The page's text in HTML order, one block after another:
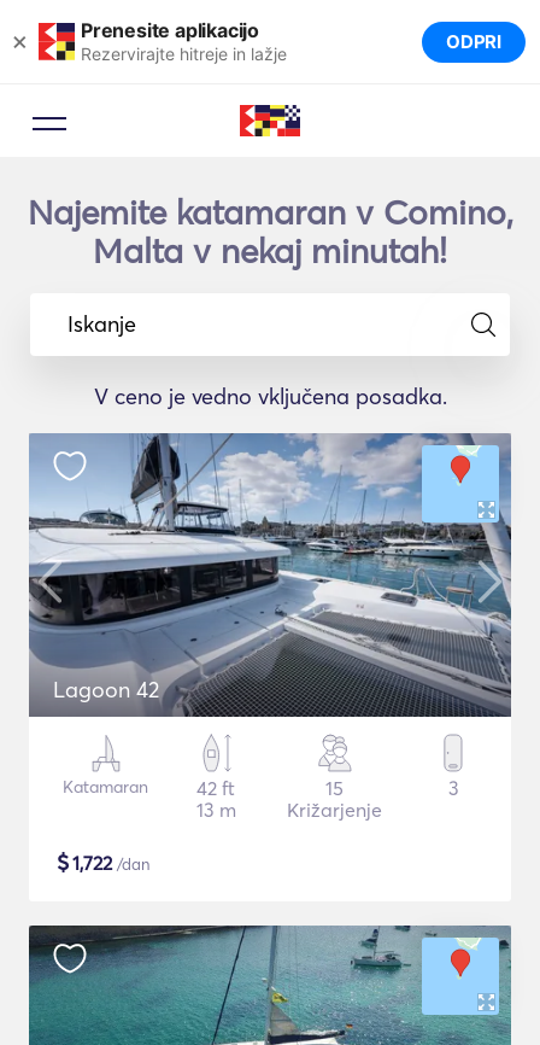
× Prenesite aplikacijo
Rezervirajte hitreje in lažje ODPRI
Najemite katamaran v Comino,
Malta v nekaj minutah!
Iskanje
V ceno je vedno vključena posadka.
Lagoon 42
Katamaran
42 ft
13 m
15
Križarjenje
3
$1,722/dan